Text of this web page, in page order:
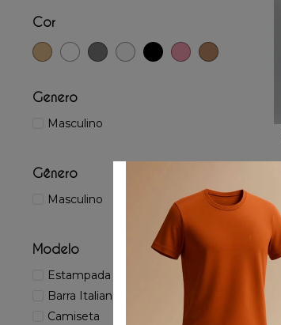
Cor
Genero
Masculino
Gênero
Masculino
Modelo
Estampada
Barra Italiana
Camiseta